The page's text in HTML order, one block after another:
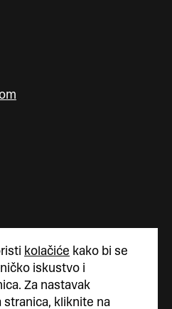
kolačiće kako bi se
iskustvo i
Za nastavak
kliknite na